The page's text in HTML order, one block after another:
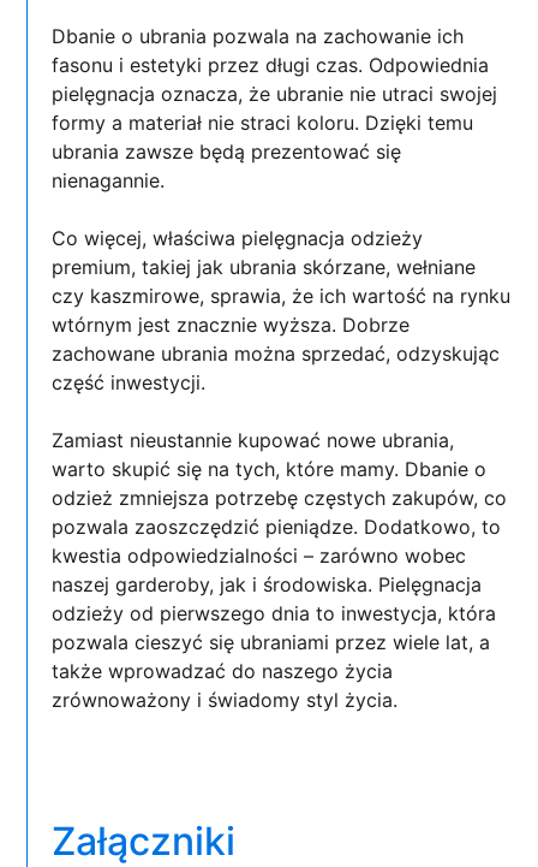
Dbanie o ubrania pozwala na zachowanie ich
fasonu i estetyki przez długi czas. Odpowiednia
pielęgnacja oznacza, że ubranie nie utraci swojej
formy a materiał nie straci koloru. Dzięki temu
ubrania zawsze będą prezentować się
nienagannie.
Co więcej, właściwa pielęgnacja odzieży
premium, takiej jak ubrania skórzane, wełniane
czy kaszmirowe, sprawia, że ich wartość na rynku
wtórnym jest znacznie wyższa. Dobrze
zachowane ubrania można sprzedać, odzyskując
część inwestycji.
Zamiast nieustannie kupować nowe ubrania,
warto skupić się na tych, które mamy. Dbanie o
odzież zmniejsza potrzebę częstych zakupów, co
pozwala zaoszczędzić pieniądze. Dodatkowo, to
kwestia odpowiedzialności – zarówno wobec
naszej garderoby, jak i środowiska. Pielęgnacja
odzieży od pierwszego dnia to inwestycja, która
pozwala cieszyć się ubraniami przez wiele lat, a
także wprowadzać do naszego życia
zrównoważony i świadomy styl życia.
Załączniki